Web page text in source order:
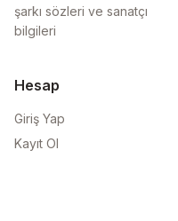
şarkı sözleri ve sanatçı
bilgileri
Hesap
Giriş Yap
Kayıt Ol